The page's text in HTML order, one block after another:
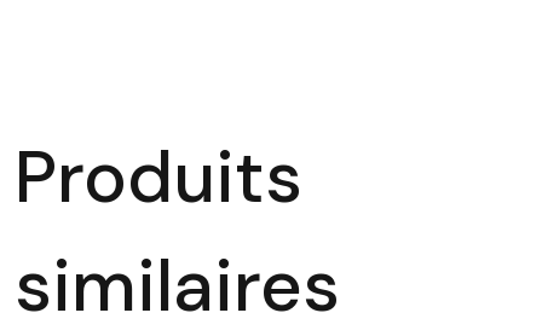
Produits
similaires